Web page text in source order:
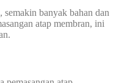
semakin banyak bahan dan
atap membran, ini